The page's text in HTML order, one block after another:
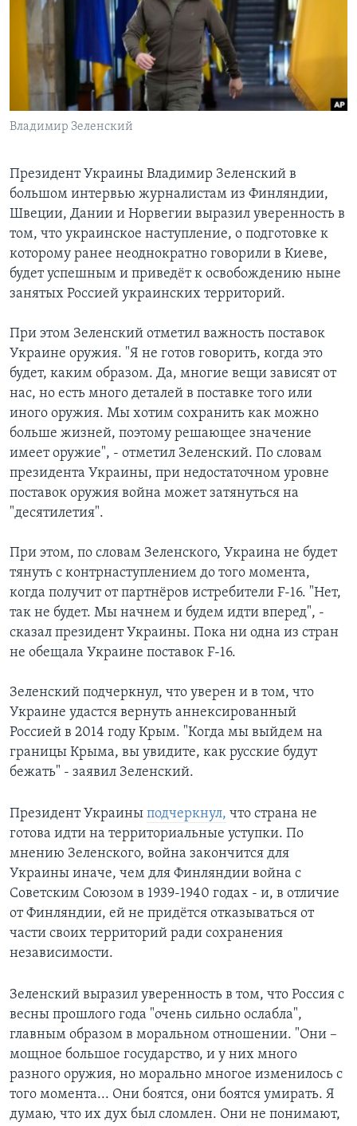
Learning English
СОЦИАЛЬНЫЕ СЕТИ
Владимир Зеленский
Президент Украины Владимир Зеленский в
большом интервью журналистам из Финляндии,
Швеции, Дании и Норвегии выразил уверенность в
том, что украинское наступление, о подготовке к
которому ранее неоднократно говорили в Киеве,
будет успешным и приведёт к освобождению ныне
занятых Россией украинских территорий.
При этом Зеленский отметил важность поставок
Украине оружия. "Я не готов говорить, когда это
будет, каким образом. Да, многие вещи зависят от
нас, но есть много деталей в поставке того или
иного оружия. Мы хотим сохранить как можно
больше жизней, поэтому решающее значение
имеет оружие", - отметил Зеленский. По словам
президента Украины, при недостаточном уровне
поставок оружия война может затянуться на
"десятилетия".
При этом, по словам Зеленского, Украина не будет
тянуть с контрнаступлением до того момента,
когда получит от партнёров истребители F-16. "Нет,
так не будет. Мы начнем и будем идти вперед", -
сказал президент Украины. Пока ни одна из стран
не обещала Украине поставок F-16.
Зеленский подчеркнул, что уверен и в том, что
Украине удастся вернуть аннексированный
Россией в 2014 году Крым. "Когда мы выйдем на
границы Крыма, вы увидите, как русские будут
бежать" - заявил Зеленский.
Президент Украины подчеркнул, что страна не
готова идти на территориальные уступки. По
мнению Зеленского, война закончится для
Украины иначе, чем для Финляндии война с
Советским Союзом в 1939-1940 годах - и, в отличие
от Финляндии, ей не придётся отказываться от
части своих территорий ради сохранения
независимости.
Зеленский выразил уверенность в том, что Россия с
весны прошлого года "очень сильно ослабла",
главным образом в моральном отношении. "Они –
мощное большое государство, и у них много
разного оружия, но морально многое изменилось с
того момента... Они боятся, они боятся умирать. Я
думаю, что их дух был сломлен. Они не понимают,